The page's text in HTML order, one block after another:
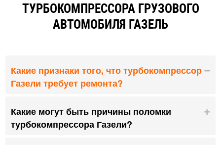
ТУРБОКОМПРЕССОРА ГРУЗОВОГО
АВТОМОБИЛЯ ГАЗЕЛЬ
Какие признаки того, что турбокомпрессор
Газели требует ремонта?
Какие могут быть причины поломки
турбокомпрессора Газели?